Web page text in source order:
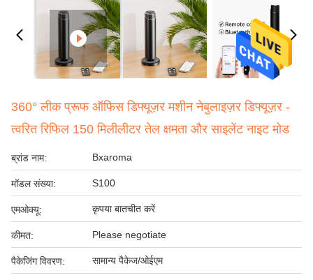
360° लीक प्रूफ ऑफिस डिफ्यूज़र मशीन नेबुलाइज़र डिफ्यूज़र -
त्वरित रिफिल 150 मिलीलीटर तेल क्षमता और साइलेंट नाइट मोड
ब्रांड नाम: Bxaroma
मॉडल संख्या: S100
एमओक्यू: कृपया बातचीत करें
कीमत: Please negotiate
पैकेजिंग विवरण: सामान्य पैकेज/ओईएम